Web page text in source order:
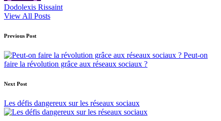
Dodolexis Rissaint
View All Posts
Post
navigation
Previous Post
Peut-on
faire la révolution grâce aux réseaux sociaux ?
Next Post
Les défis dangereux sur les réseaux sociaux